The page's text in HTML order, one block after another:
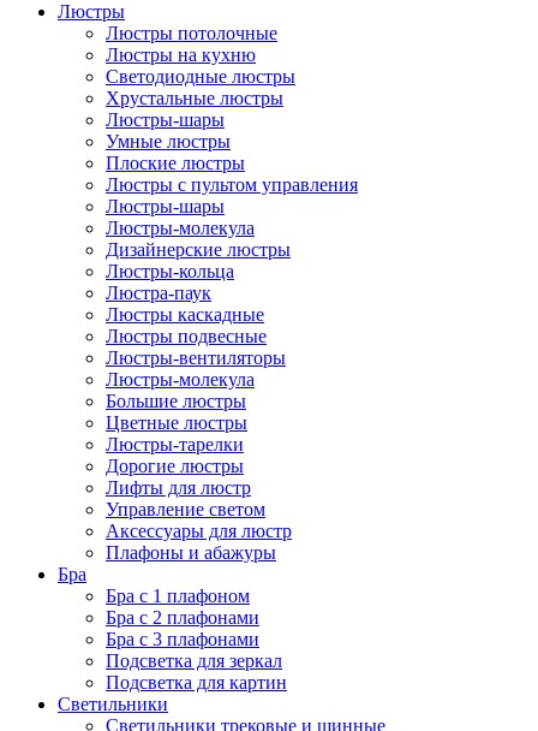
Люстры
Люстры потолочные
Люстры на кухню
Светодиодные люстры
Хрустальные люстры
Люстры-шары
Умные люстры
Плоские люстры
Люстры с пультом управления
Люстры-шары
Люстры-молекула
Дизайнерские люстры
Люстры-кольца
Люстра-паук
Люстры каскадные
Люстры подвесные
Люстры-вентиляторы
Люстры-молекула
Большие люстры
Цветные люстры
Люстры-тарелки
Дорогие люстры
Лифты для люстр
Управление светом
Аксессуары для люстр
Плафоны и абажуры
Бра
Бра с 1 плафоном
Бра с 2 плафонами
Бра с 3 плафонами
Подсветка для зеркал
Подсветка для картин
Светильники
Светильники трековые и шинные